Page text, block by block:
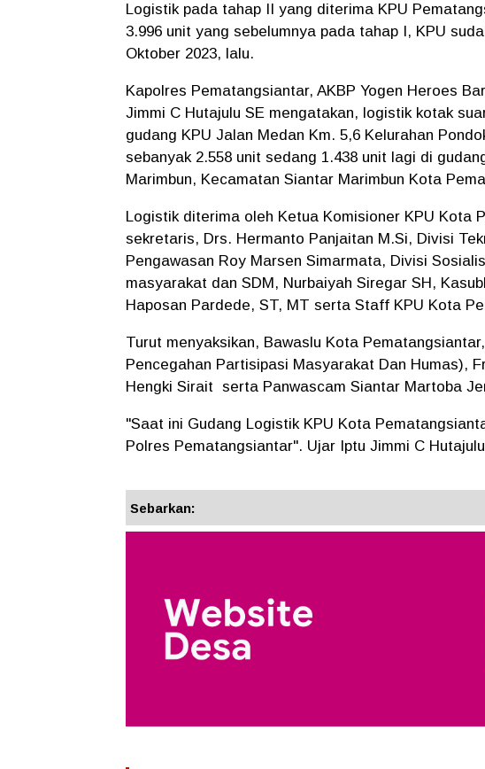
Logistik pada tahap II yang diterima KPU
3.996 unit yang sebelumnya pada tahap I, KPU
Oktober 2023, lalu.
Kapolres Pematangsiantar, AKBP Yogen Heroes
Jimmi C Hutajulu SE mengatakan, logistik kotak
gudang KPU Jalan Medan Km. 5,6 Kelurahan
sebanyak 2.558 unit sedang 1.438 unit lagi di
Marimbun, Kecamatan Siantar Marimbun Kota
Logistik diterima oleh Ketua Komisioner KPU Kota
sekretaris, Drs. Hermanto Panjaitan M.Si, Divisi
Pengawasan Roy Marsen Simarmata, Divisi
masyarakat dan SDM, Nurbaiyah Siregar SH,
Haposan Pardede, ST, MT serta Staff KPU Kota
Turut menyaksikan, Bawaslu Kota
Pencegahan Partisipasi Masyarakat Dan Humas),
Hengki Sirait serta Panwascam Siantar Martoba
"Saat ini Gudang Logistik KPU Kota
Polres Pematangsiantar". Ujar Iptu Jimmi C
Sebarkan: